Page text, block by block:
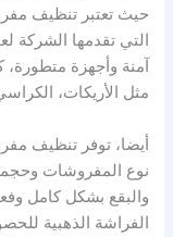
حيث تعتبر تنظيف
التي تقدمها الشركة
آمنة وأجهزة
مثل الأريكات،
أيضا، توفر تنظيف
نوع المفروشات
والبقع بشكل كامل
الفراشة الذهبية